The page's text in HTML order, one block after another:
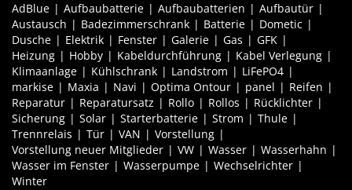
AdBlue Aufbaubatterie Aufbaubatterien
Aufbautür
Austausch
Badezimmerschrank Batterie
Dometic
Dusche
Elektrik Fenster Galerie Gas
GFK
Heizung
Hobby Kabeldurchführung
Kabel Verlegung
Klimaanlage
Kühlschrank Landstrom
LiFePO4
markise
Maxia Navi Optima Ontour panel
Reifen
Reparatur
Reparatursatz Rollo Rollos
Rücklichter
Sicherung
Solar Starterbatterie Strom
Thule
Trennrelais
Tür VAN
Vorstellung
Vorstellung neuer Mitglieder
VW Wasser
Wasserhahn
Wasser im Fenster
Wasserpumpe
Wechselrichter
Winter